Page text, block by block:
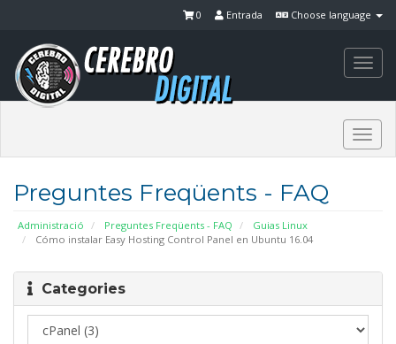
Choose language
Entrada
0
Preguntes Freqüents - FAQ
Administració Preguntes Freqüents - FAQ
Guias Linux
Cómo instalar Easy Hosting Control Panel en Ubuntu 16.04
Categories